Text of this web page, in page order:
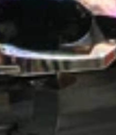
で会場を盛り上げた凛
ミックでユーザーを楽しませ